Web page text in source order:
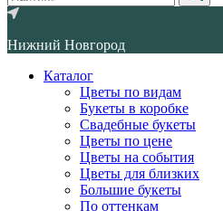
Нижний Новгород
Каталог
Цветы по видам
Букеты в коробке
Свадебные букеты
Цветы по цене
Цветы на события
Цветы для близких
Большие букеты
По оттенкам